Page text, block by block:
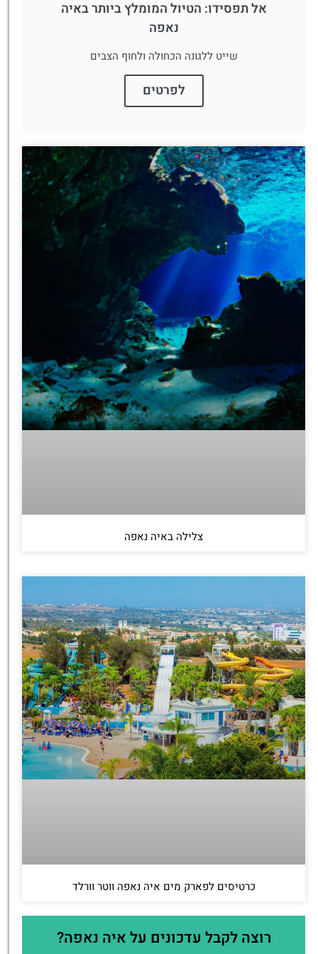
אל תפסידו: הטיול המומלץ ביותר באיה
נאפה
שייט ללגונה הכחולה ולחוף הצבים
לפרטים
צלילה באיה נאפה
כרטיסים לפארק מים איה נאפה ווטר וורלד
רוצה לקבל עדכונים על איה נאפה?